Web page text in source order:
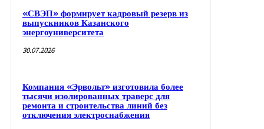
«СВЭП» формирует кадровый резерв из
выпускников Казанского
энергоуниверситета
30.07.2026
Компания «Эрвольт» изготовила более
тысячи изолированных траверс для
ремонта и строительства линий без
отключения электроснабжения